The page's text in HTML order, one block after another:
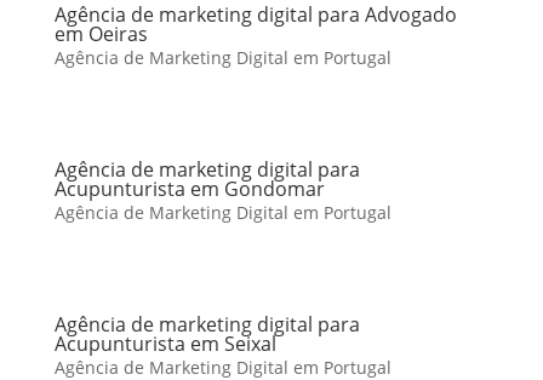
Agência de marketing digital para Advogado
em Oeiras
Agência de Marketing Digital em Portugal
Agência de marketing digital para
Acupunturista em Gondomar
Agência de Marketing Digital em Portugal
Agência de marketing digital para
Acupunturista em Seixal
Agência de Marketing Digital em Portugal